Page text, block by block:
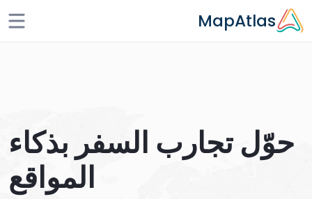
Skip to main content
MapAtlas
حوّل تجارب السفر بذكاء
المواقع